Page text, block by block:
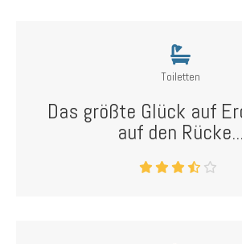
Toiletten
Das größte Glück auf
auf den Rücke...